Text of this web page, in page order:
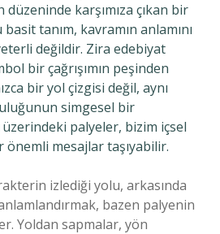
düzeninde karşımıza çıkan bir
tanım, kavramın anlamını
değildir. Zira edebiyat
bir çağrışımın peşinden
bir yol çizgisi değil, aynı
simgesel bir
üzerindeki palyeler, bizim içsel
önemli mesajlar taşıyabilir.
izlediği yolu, arkasında
bazen palyenin
Yoldan sapmalar, yön